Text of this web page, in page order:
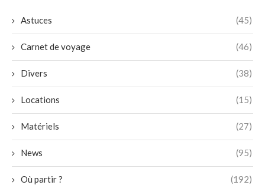
Astuces (45)
Carnet de voyage (46)
Divers (38)
Locations (15)
Matériels (27)
News (95)
Où partir ? (192)